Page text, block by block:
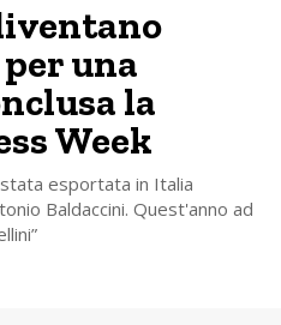
una
la
Week
esportata in Italia
Baldaccini. Quest'anno ad